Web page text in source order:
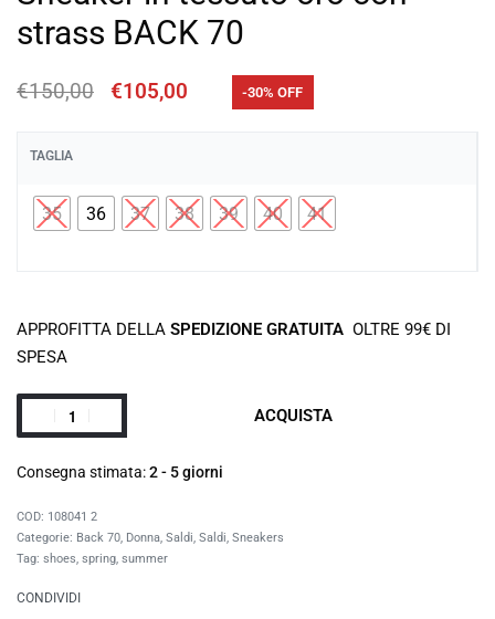
strass BACK 70
€150,00 €105,00 -30% OFF
TAGLIA
35 36 37 38 39 40 41
APPROFITTA DELLA SPEDIZIONE GRATUITA OLTRE 99€ DI
SPESA
ACQUISTA
Consegna stimata:2 - 5 giorni
108041 2
Categorie: Back 70, Donna, Saldi, Saldi, Sneakers
Tag: shoes, spring, summer
CONDIVIDI